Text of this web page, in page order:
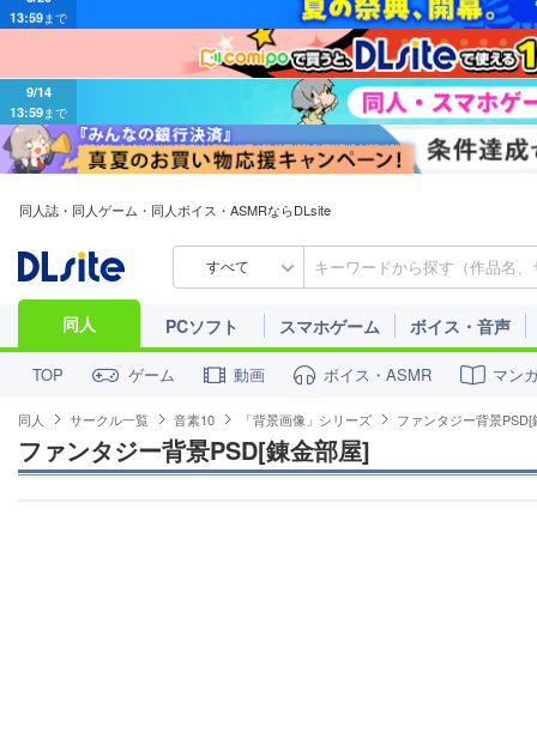
13:59まで
同人誌・同人ゲーム・同人ボイス・ASMRならDLsite
すべて
同人 PCソフト スマホゲーム ボイス・音声
TOP ゲーム 動画 ボイス・ASMR マン
同人 サークル一覧 音素10 「背景画像」シリーズ ファンタジー背景PSD[
ファンタジー背景PSD[錬金部屋]